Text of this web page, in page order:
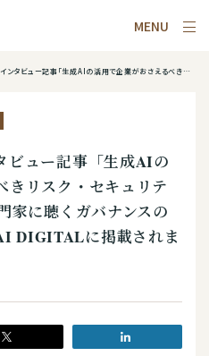
MENU
で企業がおさえるべきリスク・セキュリティ課題とは AI法の専門家に聴くガバナンスのあるべき姿」がCHUGAI DIGITALに掲載されました。
ビュー記事「生成AIの
きリスク・セキュリテ
に聴くガバナンスの
DIGITALに掲載されま